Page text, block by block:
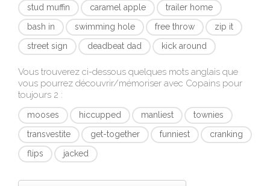
stud muffin caramel apple
trailer home
bash in
swimming hole free throw
zip it
street sign
deadbeat dad kick around
Vous trouverez ci-dessous quelques mots anglais que
vous pourrez découvrir/mémoriser avec Copains pour
toujours 2 :
mooses hiccupped manliest
townies
transvestite
get-together funniest
cranking
flips
jacked